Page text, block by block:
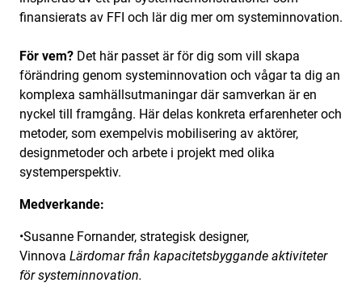
finansierats av FFI och lär dig mer om systeminnovation.
För vem? Det här passet är för dig som vill skapa
förändring genom systeminnovation och vågar ta dig an
komplexa samhällsutmaningar där samverkan är en
nyckel till framgång. Här delas konkreta erfarenheter och
metoder, som exempelvis mobilisering av aktörer,
designmetoder och arbete i projekt med olika
systemperspektiv.
Medverkande:
•Susanne Fornander, strategisk designer,
Vinnova Lärdomar från kapacitetsbyggande aktiviteter
för systeminnovation.